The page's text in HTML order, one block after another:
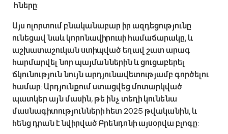
հները:
Այս ոլորտում բնականաբար իր ազդեցությունը
ունեցավ նաև կորոնավիրուսի համաճարակը, և
աշխատաշուկան ստիպված եղավ շատ արագ
հարմարվել նոր պայմաններին և ցուցաբերել
ճկունություն նույն արդյունավետությամբ գործելու
համար: Արդյունքում ստացվեց մոտարկված
պատկեր այն մասին, թե ինչ տեղի կունենա
մասնագիտությունների հետ 2025 թվականին, և
հենց դրան է նվիրված Բրենդոնի այսօրվա բլոգը: